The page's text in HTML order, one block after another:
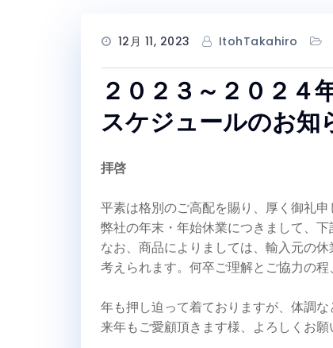
12月 11, 2023 ItohTakahiro
２０２３～２０２４
スケジュールのお知
拝啓
平素は格別のご高配を賜り、厚く御礼申
弊社の年末・年始休業につきまして、下
なお、商品によりましては、輸入元の
考えられます。何卒ご理解とご協力の程
年も押し迫って着ておりますが、体調
来年もご愛顧頂きます様、よろしくお願